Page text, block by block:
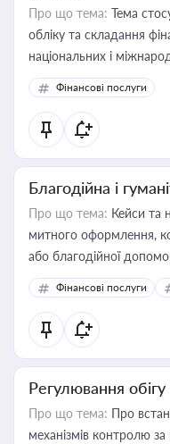
Про що тема: Тема
обліку та складання
національних і
Фінансові послуги
Благодійна і
Про що тема: Кейси та
митного оформлення,
або благодійної
Фінансові послуги
Регулювання обігу
Про що тема: Про
механізмів контролю